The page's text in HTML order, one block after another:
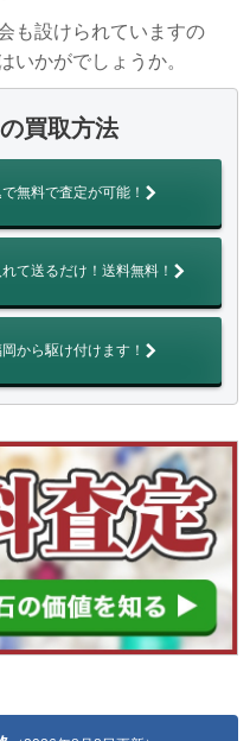
も設けられていますの
いかがでしょうか。
の買取方法
無料で査定が可能！
て送るだけ！送料無料！
から駆け付けます！